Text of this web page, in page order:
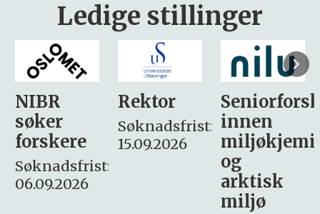
Ledige stillinger
Rektor
Søknadsfrist:
15.09.2026
Seniorforsker
innen
miljøkjemi
søker
– fast
Søknadsfrist:
16. august.